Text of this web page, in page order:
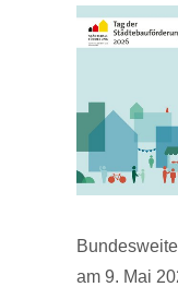
am 9. Mai